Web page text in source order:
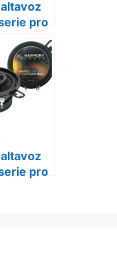
altavoz
pro
altavoz
pro